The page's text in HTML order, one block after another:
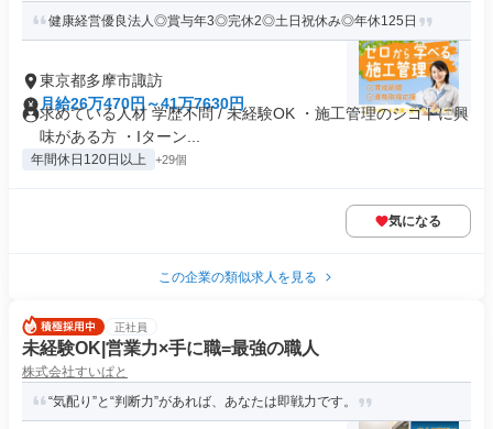
健康経営優良法⼈◎賞与年3◎完休2◎土日祝休み◎年休125日
東京都多摩市諏訪
月給26万470円～41万7630円
求めている人材 学歴不問 / 未経験OK ・施工管理のシゴトに興
味がある方 ・Iターン...
年間休日120日以上 +29個
気になる
この企業の類似求人を見る
正社員
未経験OK|営業⼒×⼿に職=最強の職⼈
株式会社すいぱと
“気配り”と“判断力”があれば、あなたは即戦力です。